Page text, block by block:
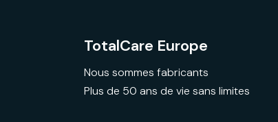
TotalCare Europe
Nous sommes fabricants
Plus de 50 ans de vie sans limites